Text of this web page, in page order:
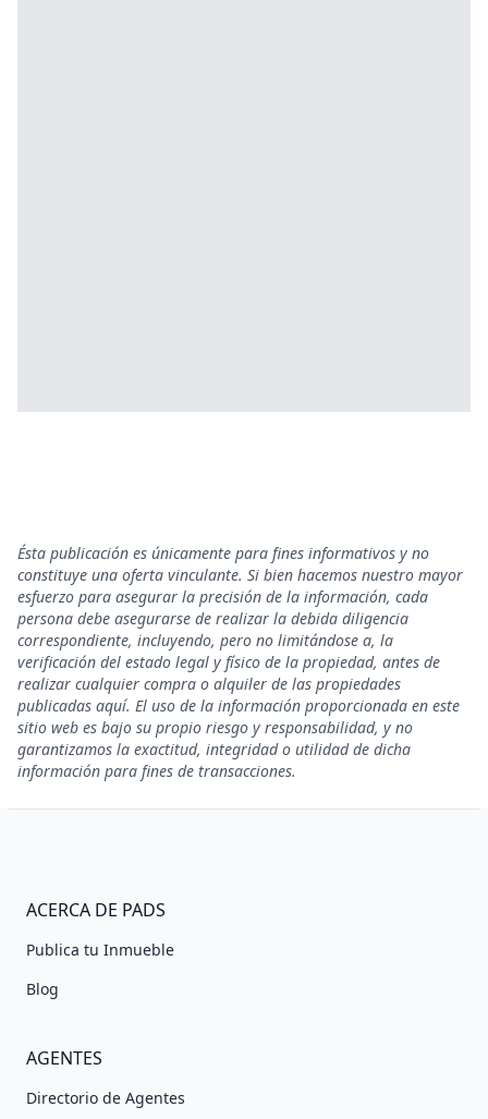
Ésta publicación es únicamente para fines informativos y no
constituye una oferta vinculante. Si bien hacemos nuestro mayor
esfuerzo para asegurar la precisión de la información, cada
persona debe asegurarse de realizar la debida diligencia
correspondiente, incluyendo, pero no limitándose a, la
verificación del estado legal y físico de la propiedad, antes de
realizar cualquier compra o alquiler de las propiedades
publicadas aquí. El uso de la información proporcionada en este
sitio web es bajo su propio riesgo y responsabilidad, y no
garantizamos la exactitud, integridad o utilidad de dicha
información para fines de transacciones.
ACERCA DE PADS
Publica tu Inmueble
Blog
AGENTES
Directorio de Agentes